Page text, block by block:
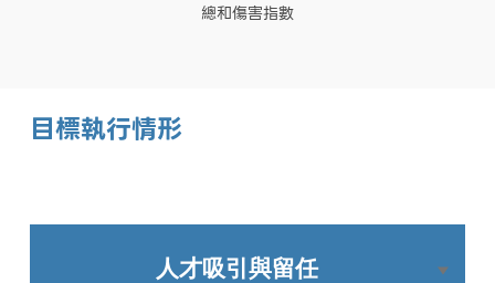
總和傷害指數
目標執行情形
人才吸引與留任